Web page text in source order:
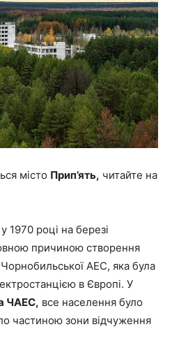
місто Прип’ять, читайте на
1970 році на березі
причиною створення
АЕС, яка була
в Європі. У
ЧАЕС, все населення було
частиною зони відчуження